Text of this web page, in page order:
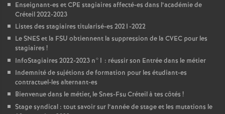
Enseignant-es etCPE stagiaires affecté-es dans l’académie de
Créteil 2022-2023
Listes des stagiaires titularisé-es 2021-2022
LeSNESet la FSU obtiennent la suppression de la CVEC pour les
stagiaires !
InfoStagiaires 2022-2023 n°1 : réussir son Entrée dans le métier
Indemnité de sujétions de formation pour les étudiant-es
contractuel-les alternant-es
Bienvenue dans le métier, le Snes-Fsu Créteil à tes côtés !
Stage syndical : tout savoir sur l’année de stage et les mutations le